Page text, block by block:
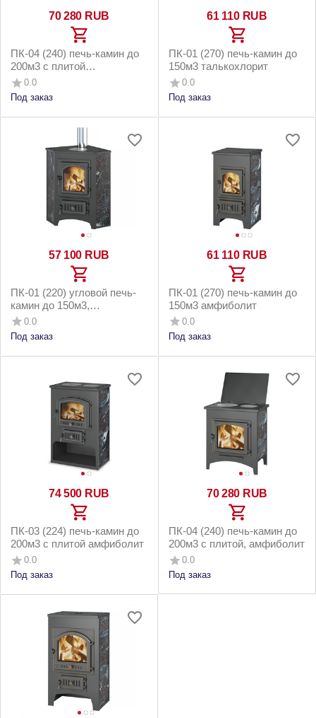
70 280 RUB
ПК-04 (240) печь-камин до
200м3 с плитой
талькохлорит
0.0
Под заказ
61 110 RUB
ПК-01 (270) печь-камин до
150м3 талькохлорит
0.0
Под заказ
57 100 RUB
ПК-01 (220) угловой печь-
камин до 150м3,
амфиболит с конфоркой
0.0
Под заказ
61 110 RUB
ПК-01 (270) печь-камин до
150м3 амфиболит
0.0
Под заказ
74 500 RUB
ПК-03 (224) печь-камин до
200м3 с плитой амфиболит
0.0
Под заказ
70 280 RUB
ПК-04 (240) печь-камин до
200м3 с плитой, амфиболит
0.0
Под заказ